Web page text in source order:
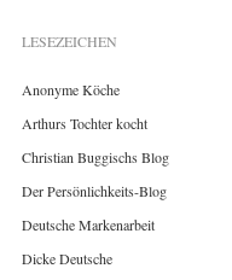
LESEZEICHEN
Anonyme Köche
Arthurs Tochter kocht
Christian Buggischs Blog
Der Persönlichkeits-Blog
Deutsche Markenarbeit
Dicke Deutsche